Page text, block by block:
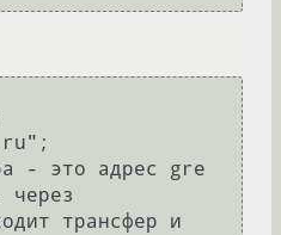
через